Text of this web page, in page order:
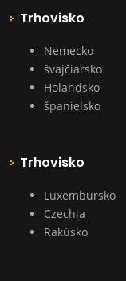
Trhovisko
Nemecko
švajčiarsko
Holandsko
španielsko
Trhovisko
Luxembursko
Czechia
Rakúsko